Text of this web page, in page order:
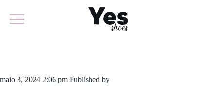
maio 3, 2024 2:06 pm Published by